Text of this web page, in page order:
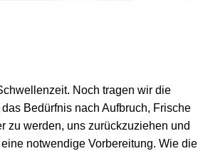
Noch tragen wir die
Bedürfnis nach Aufbruch, Frische
zu werden, uns zurückzuziehen und
notwendige Vorbereitung. Wie die